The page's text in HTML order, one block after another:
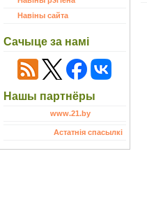
Навіны сайта
Сачыце за намі
Нашы партнёры
www.21.by
Астатнія спасылкі